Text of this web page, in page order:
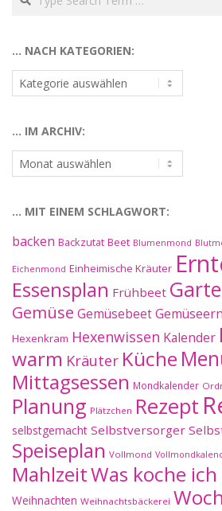
… NACH KATEGORIEN:
…
nach
… IM ARCHIV:
…
im
… MIT EINEM SCHLAGWORT:
backen Backzutat Beet Blumenmond
Eichenmond Einheimische Kräuter
Essensplan Frühbeet
Gemüse Gemüsebeet
Hexenkram Hexenwissen Kalender
warm Kräuter Küche
Mittagsessen Mondkalender
Planung Plätzchen Rezept
selbstgemacht Selbstversorger
Speiseplan Vollmond
MahlzeitWas koche
Weihnachten Weihnachtsbäckerei